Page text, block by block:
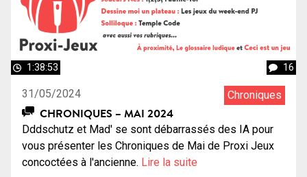
1:38:53 16
31/05/2024 Chroniques
CHRONIQUES – MAI 2024
Dddschutz et Mad' se sont débarrassés des IA pour
vous présenter les Chroniques de Mai de Proxi Jeux
concoctées à l'ancienne. Lire la suite